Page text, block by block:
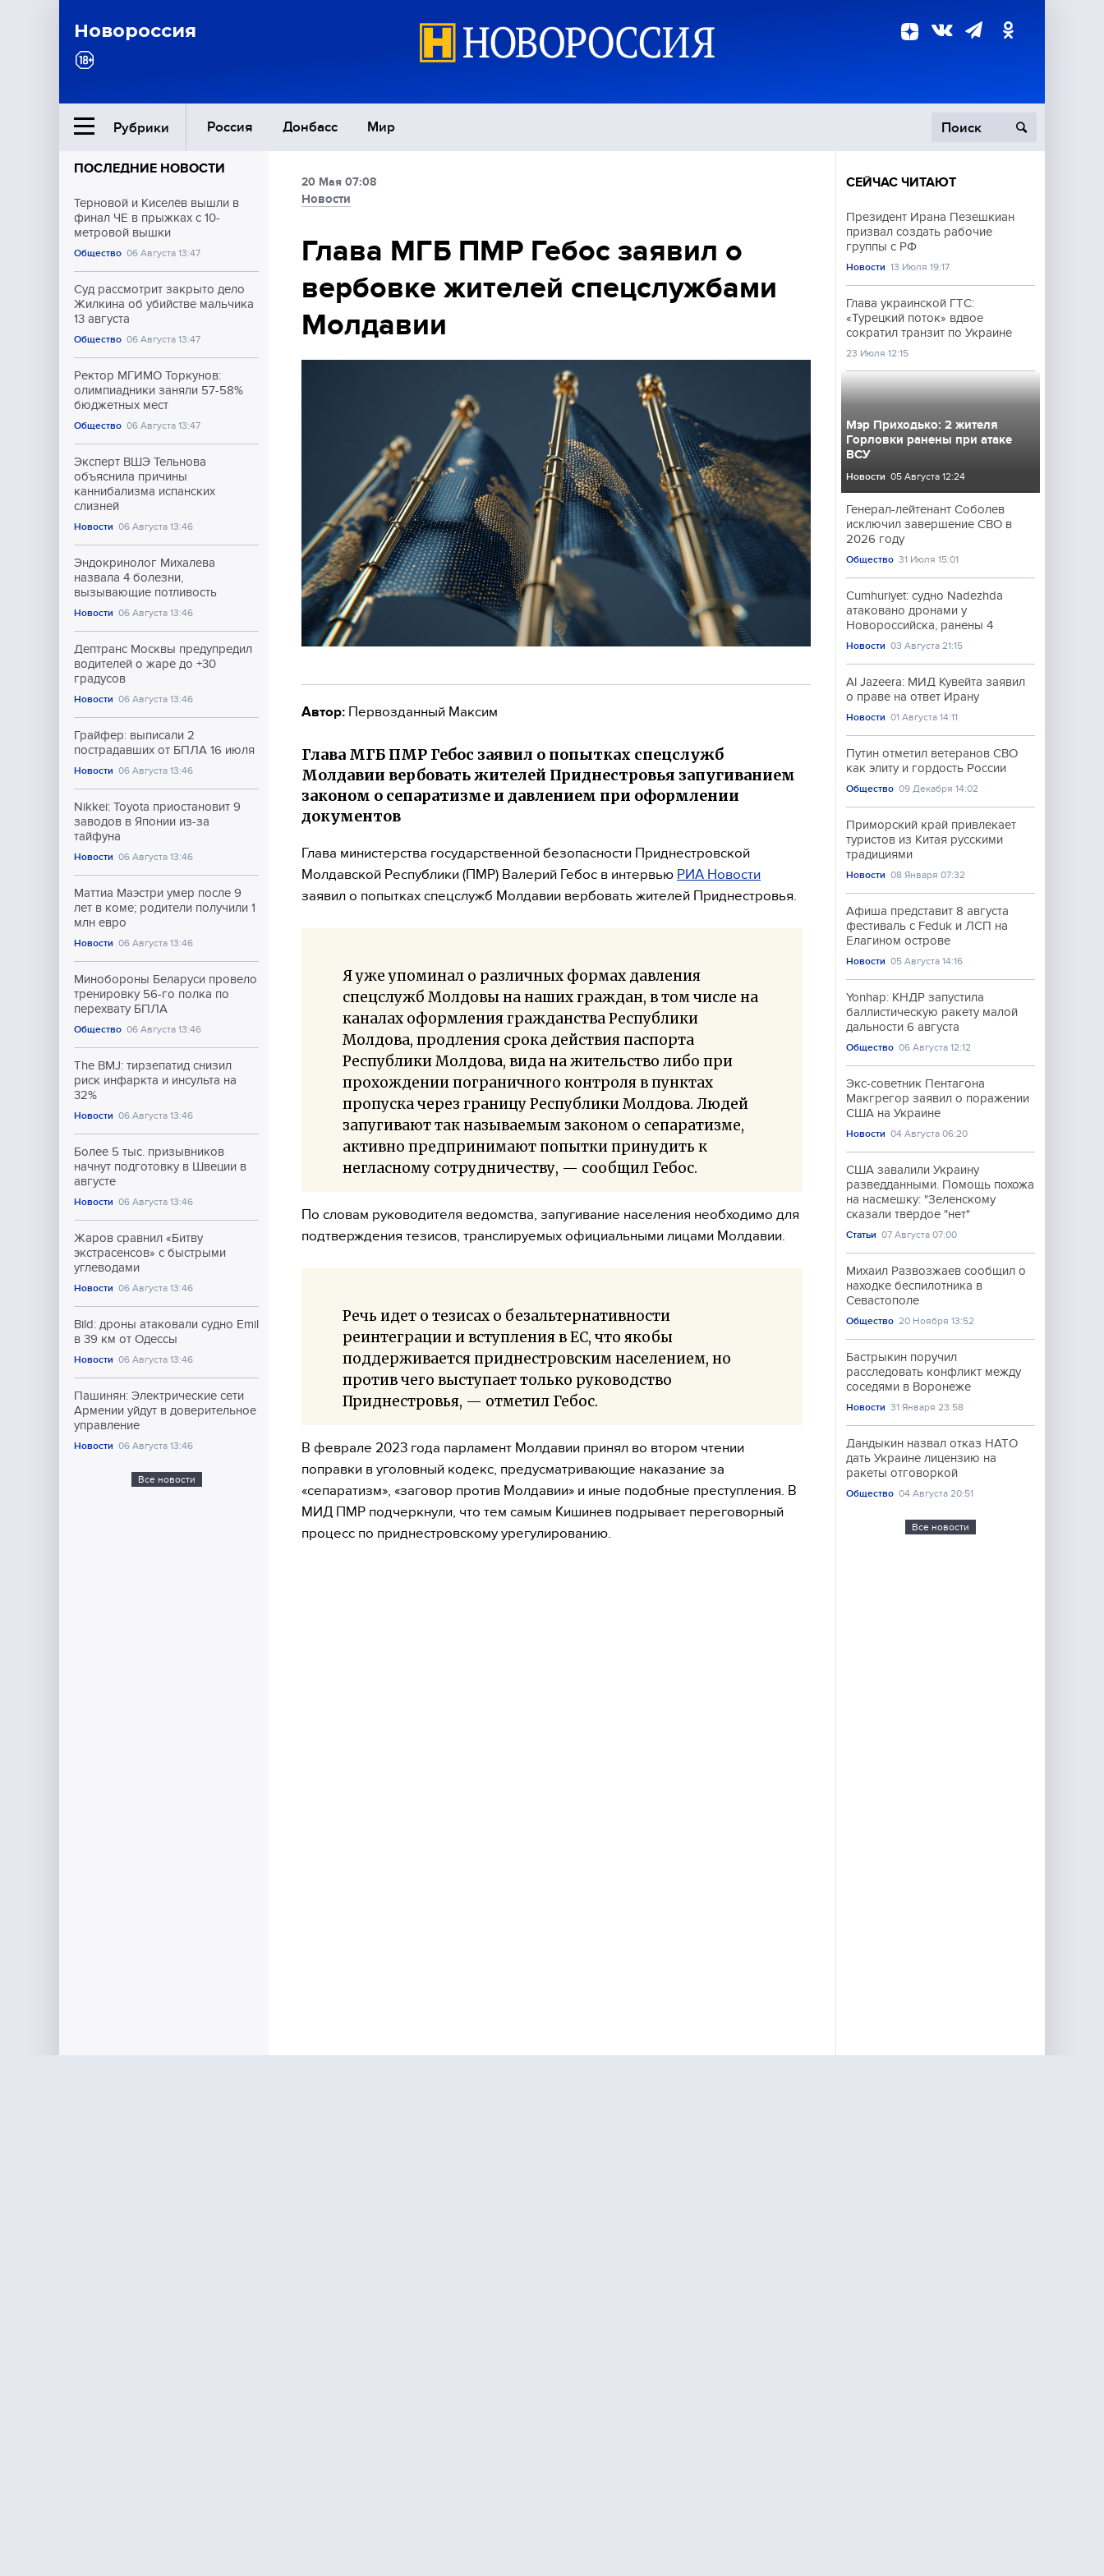
Новороссия
Рубрики Россия Донбасс Мир
Ближний Восток
Общество
Экономика
Происшествия
Культура
Спорт
ПОСЛЕДНИЕ НОВОСТИ
Терновой и Киселёв вышли в
финал ЧЕ в прыжках с 10-
метровой вышки
Общество 06 Августа 13:47
Суд рассмотрит закрыто дело
Жилкина об убийстве мальчика
13 августа
Общество 06 Августа 13:47
Ректор МГИМО Торкунов:
олимпиадники заняли 57-58%
бюджетных мест
Общество 06 Августа 13:47
Эксперт ВШЭ Тельнова
объяснила причины
каннибализма испанских
слизней
Новости 06 Августа 13:46
Эндокринолог Михалева
назвала 4 болезни,
вызывающие потливость
Новости 06 Августа 13:46
Дептранс Москвы предупредил
водителей о жаре до +30
градусов
Новости 06 Августа 13:46
Грайфер: выписали 2
пострадавших от БПЛА 16 июля
Новости 06 Августа 13:46
Nikkei: Toyota приостановит 9
заводов в Японии из-за
тайфуна
Новости 06 Августа 13:46
Маттиа Маэстри умер после 9
лет в коме; родители получили 1
млн евро
Новости 06 Августа 13:46
Минобороны Беларуси провело
тренировку 56-го полка по
перехвату БПЛА
Общество 06 Августа 13:46
The BMJ: тирзепатид снизил
риск инфаркта и инсульта на
32%
Новости 06 Августа 13:46
Более 5 тыс. призывников
начнут подготовку в Швеции в
августе
Новости 06 Августа 13:46
Жаров сравнил «Битву
экстрасенсов» с быстрыми
углеводами
Новости 06 Августа 13:46
Bild: дроны атаковали судно Emil
в 39 км от Одессы
Новости 06 Августа 13:46
Пашинян: Электрические сети
Армении уйдут в доверительное
управление
Новости 06 Августа 13:46
Все новости
20 Мая 07:08
Новости
Глава МГБ ПМР Гебос заявил о
вербовке жителей спецслужбами
Молдавии
Автор: Первозданный Максим
Глава МГБ ПМР Гебос заявил о попытках спецслужб
Молдавии вербовать жителей Приднестровья запугиванием
законом о сепаратизме и давлением при оформлении
документов
Глава министерства государственной безопасности Приднестровской
Молдавской Республики (ПМР) Валерий Гебос в интервью РИА Новости
заявил о попытках спецслужб Молдавии вербовать жителей Приднестровья.
Я уже упоминал о различных формах давления
спецслужб Молдовы на наших граждан, в том числе на
каналах оформления гражданства Республики
Молдова, продления срока действия паспорта
Республики Молдова, вида на жительство либо при
прохождении пограничного контроля в пунктах
пропуска через границу Республики Молдова. Людей
запугивают так называемым законом о сепаратизме,
активно предпринимают попытки принудить к
негласному сотрудничеству, — сообщил Гебос.
По словам руководителя ведомства, запугивание населения необходимо для
подтверждения тезисов, транслируемых официальными лицами Молдавии.
Речь идет о тезисах о безальтернативности
реинтеграции и вступления в ЕС, что якобы
поддерживается приднестровским населением, но
против чего выступает только руководство
Приднестровья, — отметил Гебос.
В феврале 2023 года парламент Молдавии принял во втором чтении
поправки в уголовный кодекс, предусматривающие наказание за
«сепаратизм», «заговор против Молдавии» и иные подобные преступления. В
МИД ПМР подчеркнули, что тем самым Кишинев подрывает переговорный
процесс по приднестровскому урегулированию.
СЕЙЧАС ЧИТАЮТ
Президент Ирана Пезешкиан
призвал создать рабочие
группы с РФ
Новости 13 Июля 19:17
Глава украинской ГТС:
«Турецкий поток» вдвое
сократил транзит по Украине
23 Июля 12:15
Мэр Приходько: 2 жителя
Горловки ранены при атаке
ВСУ
Новости 05 Августа 12:24
Генерал-лейтенант Соболев
исключил завершение СВО в
2026 году
Общество 31 Июля 15:01
Cumhuriyet: судно Nadezhda
атаковано дронами у
Новороссийска, ранены 4
Новости 03 Августа 21:15
Al Jazeera: МИД Кувейта заявил
о праве на ответ Ирану
Новости 01 Августа 14:11
Путин отметил ветеранов СВО
как элиту и гордость России
Общество 09 Декабря 14:02
Приморский край привлекает
туристов из Китая русскими
традициями
Новости 08 Января 07:32
Афиша представит 8 августа
фестиваль с Feduk и ЛСП на
Елагином острове
Новости 05 Августа 14:16
Yonhap: КНДР запустила
баллистическую ракету малой
дальности 6 августа
Общество 06 Августа 12:12
Экс-советник Пентагона
Макгрегор заявил о поражении
США на Украине
Новости 04 Августа 06:20
США завалили Украину
разведданными. Помощь похожа
на насмешку: "Зеленскому
сказали твёрдое "нет"
Статьи 07 Августа 07:00
Михаил Развозжаев сообщил о
находке беспилотника в
Севастополе
Общество 20 Ноября 13:52
Бастрыкин поручил
расследовать конфликт между
соседями в Воронеже
Новости 31 Января 23:58
Дандыкин назвал отказ НАТО
дать Украине лицензию на
ракеты отговоркой
Общество 04 Августа 20:51
Все новости